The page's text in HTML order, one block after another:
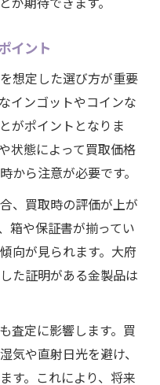
イント
想定した選び方が重要
インゴットやコインな
がポイントとなりま
状態によって買取価格
から注意が必要です。
、買取時の評価が上が
箱や保証書が揃ってい
向が見られます。大府
た証明がある金製品は
査定に影響します。買
気や直射日光を避け、
す。これにより、将来